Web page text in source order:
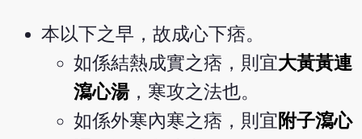
本以下之早，故成心下痞。
如係結熱成實之痞，則宜大黃黃連
瀉心湯，寒攻之法也。
如係外寒內寒之痞，則宜 附子瀉心